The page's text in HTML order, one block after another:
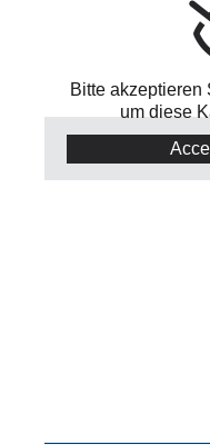
Bitte akzeptieren
um diese